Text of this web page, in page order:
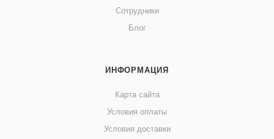
Сотрудники
Блог
ИНФОРМАЦИЯ
Карта сайта
Условия оплаты
Условия доставки